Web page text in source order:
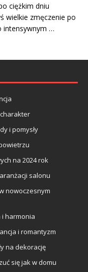
ciężkim dniu
wielkie zmęczenie po
intensywnym …
i pomysły
na 2024 rok
salonu
nowoczesnym
harmonia
i romantyzm
na dekorację
się jak w domu